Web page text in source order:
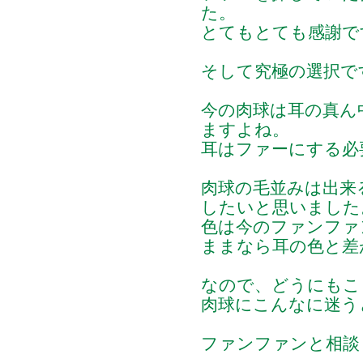
た。
とてもとても感謝
そして究極の選択
今の肉球は耳の真
ますよね。
耳はファーにする
肉球の毛並みは出
したいと思いまし
色は今のファンフ
ままなら耳の色と
なので、どうにも
肉球にこんなに迷
ファンファンと相